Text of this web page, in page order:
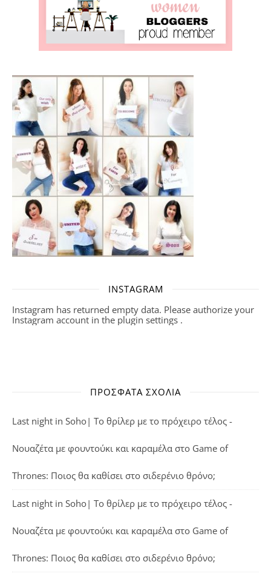
INSTAGRAM
Instagram has returned empty data. Please authorize your
Instagram account in the plugin settings .
ΠΡΌΣΦΑΤΑ ΣΧΌΛΙΑ
Last night in Soho| Το θρίλερ με το πρόχειρο τέλος -
Νουαζέτα με φουντούκι και καραμέλα στο Game of
Thrones: Ποιος θα καθίσει στο σιδερένιο θρόνο;
Last night in Soho| Το θρίλερ με το πρόχειρο τέλος -
Νουαζέτα με φουντούκι και καραμέλα στο Game of
Thrones: Ποιος θα καθίσει στο σιδερένιο θρόνο;